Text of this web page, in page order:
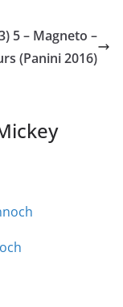
5 – Magneto –
(Panini 2016)